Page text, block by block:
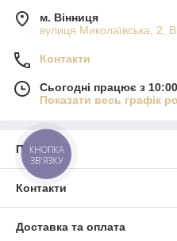
м. Вінниця
вулиця Миколаївська, 2,
Контакти
Сьогодні працює з
Показати весь графік
Про нас
Контакти
Доставка та оплата
КНОПКА
ЗВ'ЯЗКУ